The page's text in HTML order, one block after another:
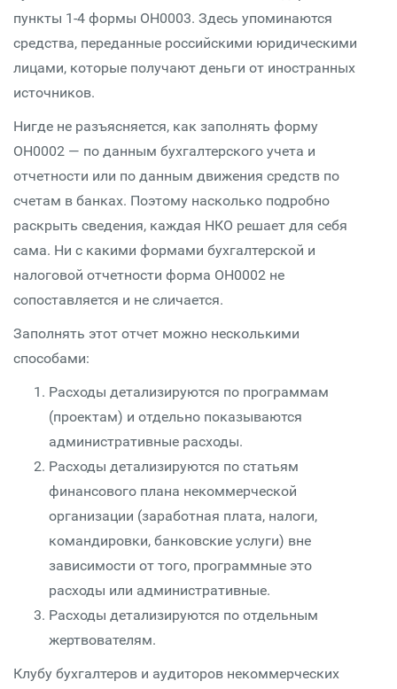
пункты 1-4 формы ОН0003. Здесь упоминаются
средства, переданные российскими юридическими
лицами, которые получают деньги от иностранных
источников.
Нигде не разъясняется, как заполнять форму
ОН0002 — по данным бухгалтерского учета и
отчетности или по данным движения средств по
счетам в банках. Поэтому насколько подробно
раскрыть сведения, каждая НКО решает для себя
сама. Ни с какими формами бухгалтерской и
налоговой отчетности форма ОН0002 не
сопоставляется и не сличается.
Заполнять этот отчет можно несколькими
способами:
Расходы детализируются по программам
(проектам) и отдельно показываются
административные расходы.
Расходы детализируются по статьям
финансового плана некоммерческой
организации (заработная плата, налоги,
командировки, банковские услуги) вне
зависимости от того, программные это
расходы или административные.
Расходы детализируются по отдельным
жертвователям.
Клубу бухгалтеров и аудиторов некоммерческих